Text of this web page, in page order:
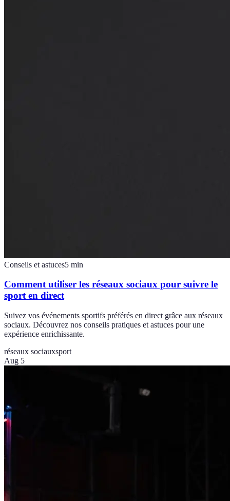
Conseils et astuces5 min
Comment utiliser les réseaux sociaux pour suivre le
sport en direct
Suivez vos événements sportifs préférés en direct grâce aux réseaux
sociaux. Découvrez nos conseils pratiques et astuces pour une
expérience enrichissante.
réseaux sociauxsport
Aug 5